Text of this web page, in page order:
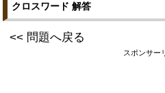
クロスワード 解答
<< 問題へ戻る
スポンサー